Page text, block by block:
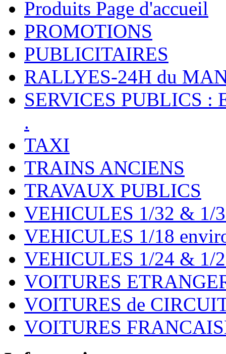
Produits Page d'accueil
PROMOTIONS
PUBLICITAIRES
RALLYES-24H du
SERVICES PUBLICS :
.
TAXI
TRAINS ANCIENS
TRAVAUX PUBLICS
VEHICULES 1/32 & 1/
VEHICULES 1/18
VEHICULES 1/24 & 1/
VOITURES
VOITURES de
VOITURES